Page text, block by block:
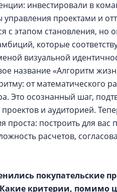
инвестировали в
проектами и
этапом становления, но
которые
визуальной
название «Алгоритм
от математического
Это осознанный шаг,
и аудиторией.
построить для вас
расчетов,
покупательские
критерии, помимо